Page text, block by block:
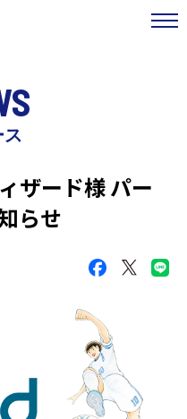
ザード様 パー
らせ